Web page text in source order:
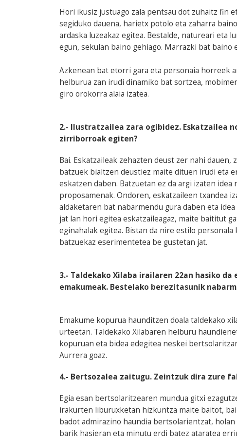
Hori ikusiz justuago zala pentsau dot zuhaitz fin
segiduko dauena, harietx potolo eta zaharra
ardaska luzeakaz egitea. Bestalde, natureari eta
egun, sekulan baino gehiago. Marrazki bat baino
Azkenean bat etorri gara eta personaia horreek
helburua zan irudi dinamiko bat sortzea,
giro orokorra alaia izatea.
2.- Ilustratzailea zara ogibidez. Eskatzailea
zirriborroak egiten?
Bai. Eskatzaileak zehazten deust zer nahi
batzuek bialtzen deustiez maite dituen irudi eta
eskatzen daben. Batzuetan ez da argi izaten
proposamenak. Ondoren, eskatzaileen txandea
aldaketaren bat nabarmendu gura daben eta
jat lan hori egitea eskatzaileagaz, maite baititut
eginahalak egitea. Bistan da nire estilo
batzuekaz eserimentetea be gustetan jat.
3.- Taldekako Xilaba irailaren 22an hasiko
emakumeak. Bestelako berezitasunik
Emakume kopurua haunditzen doala taldekako
urteetan. Taldekako Xilabaren helburu
kopuruan eta bidea edegitea neskei
Aurrera goaz.
4.- Bertsozalea zaitugu. Zeintzuk dira zure
Egia esan bertsolaritzearen mundua gitxi
irakurten liburuxketan hizkuntza maite baitot,
badot admirazino haundia bertsolarientzat,
barik hasieran eta minutu erdi batez ataratea